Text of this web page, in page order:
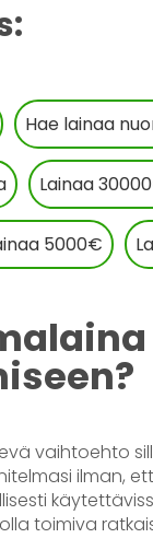
Hae lainaa
Lainaa
5000€
vaihtoehto
ilman,
toimiva